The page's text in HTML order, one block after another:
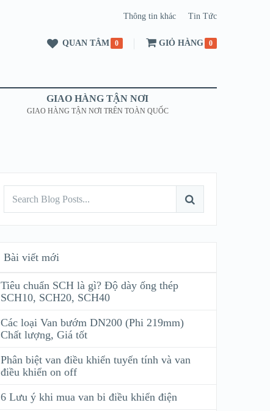
Thông tin khác Tin Tức
QUAN TÂM 0 GIỎ HÀNG 0
GIAO HÀNG TẬN NƠI
GIAO HÀNG TẬN NƠI TRÊN TOÀN QUỐC
Bài viết mới
Tiêu chuẩn SCH là gì? Độ dày ống thép
SCH10, SCH20, SCH40
Các loại Van bướm DN200 (Phi 219mm)
Chất lượng, Giá tốt
Phân biệt van điều khiển tuyến tính và van
điều khiển on off
6 Lưu ý khi mua van bi điều khiển điện